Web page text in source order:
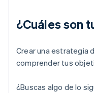
¿Cuáles son
Crear una estrategia
comprender tus
¿Buscas algo de lo